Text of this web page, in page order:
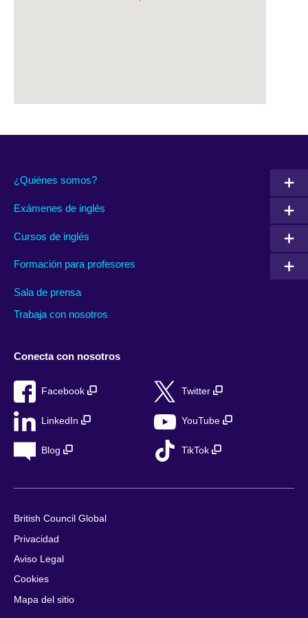
¿Quiénes somos?
Exámenes de inglés
Cursos de inglés
Formación para profesores
Sala de prensa
Trabaja con nosotros
Conecta con nosotros
Facebook Twitter
LinkedIn YouTube
Blog TikTok
British Council Global
Privacidad
Aviso Legal
Cookies
Mapa del sitio